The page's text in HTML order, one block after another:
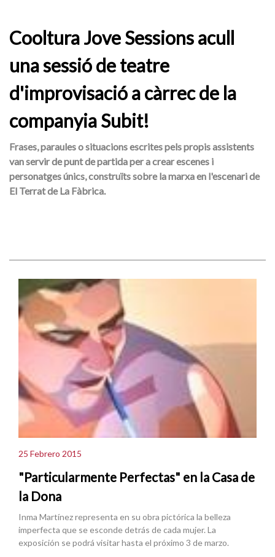
Cooltura Jove Sessions acull
una sessió de teatre
d'improvisació a càrrec de la
companyia Subit!
Frases, paraules o situacions escrites pels propis assistents
van servir de punt de partida per a crear escenes i
personatges únics, construïts sobre la marxa en l'escenari de
El Terrat de La Fàbrica.
25 Febrero 2015
"Particularmente Perfectas" en la Casa de
la Dona
Inma Martínez representa en su obra pictórica la belleza
imperfecta que se esconde detrás de cada mujer. La
exposición se podrá visitar hasta el próximo 3 de marzo.